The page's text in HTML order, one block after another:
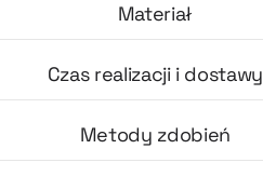
Materiał
Czas realizacji i dostawy
Metody zdobień